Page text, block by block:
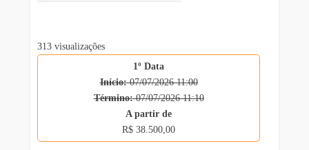
313 visualizações
1º Data
Início:07/07/2026 11:00
Término:07/07/2026 11:10
A partir de
R$ 38.500,00